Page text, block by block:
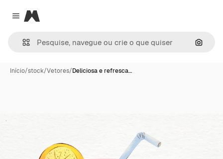
Close menu
Magnific
Início/stock/Vetores/Deliciosa e refresca…